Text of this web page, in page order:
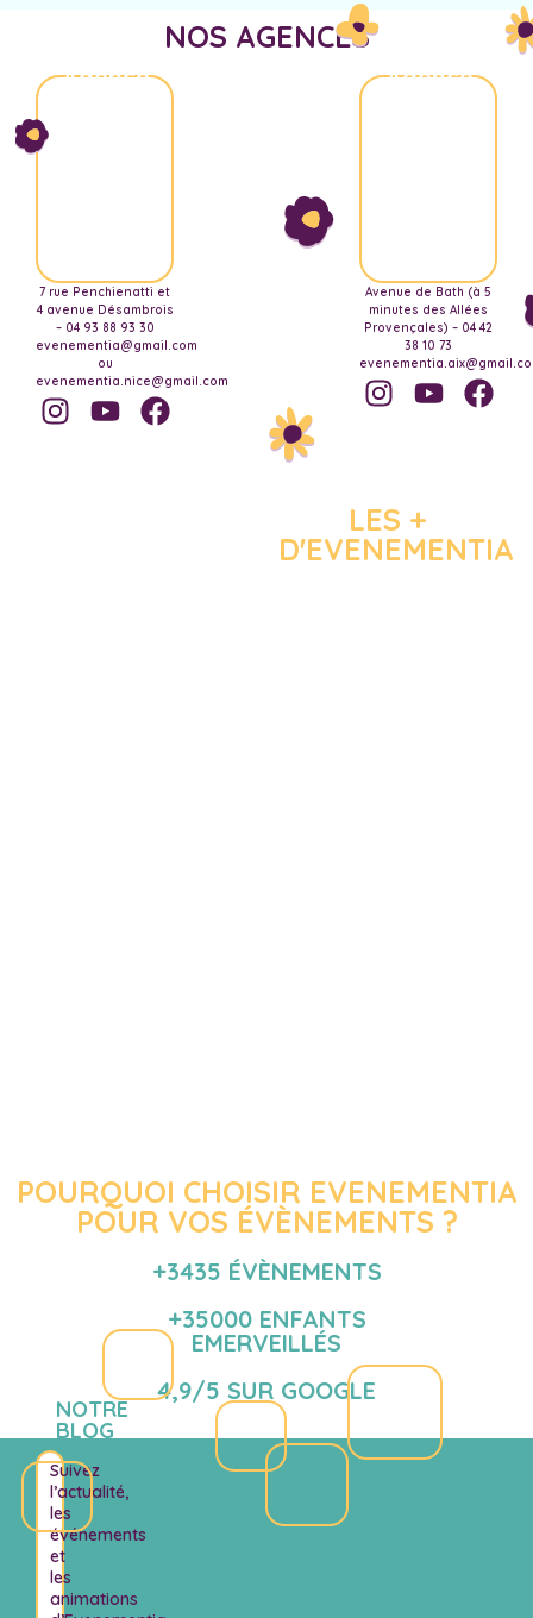
NOS AGENCES
Agence
7 rue Penchienatti et
4 avenue Désambrois
– 04 93 88 93 30
evenementia@gmail.com
ou
evenementia.nice@gmail.com
Agence
Avenue de Bath (à 5
minutes des Allées
Provençales) – 04 42
38 10 73
LES +
D'EVENEMENTIA
POURQUOI CHOISIR EVENEMENTIA
POUR VOS ÉVÈNEMENTS ?
+3435 ÉVÈNEMENTS
+35000 ENFANTS
EMERVEILLÉS
4,9/5 SUR GOOGLE
NOTRE
BLOG
Suivez
l’actualité,
les
événements
et
les
animations